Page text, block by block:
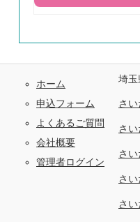
ホーム
申込フォーム
よくあるご質問
会社概要
管理者ログイン
埼玉
さ
さ
さ
さ
さ